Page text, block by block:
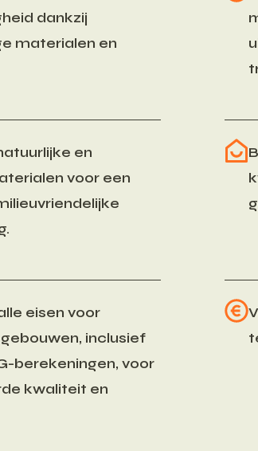
dankzij
materialen en
en
voor een
eisen voor
inclusief
berekeningen, voor
kwaliteit en